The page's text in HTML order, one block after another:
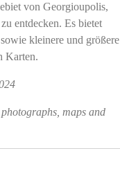
von Georgioupolis,
entdecken. Es bietet
kleinere und größere
Karten.
maps and